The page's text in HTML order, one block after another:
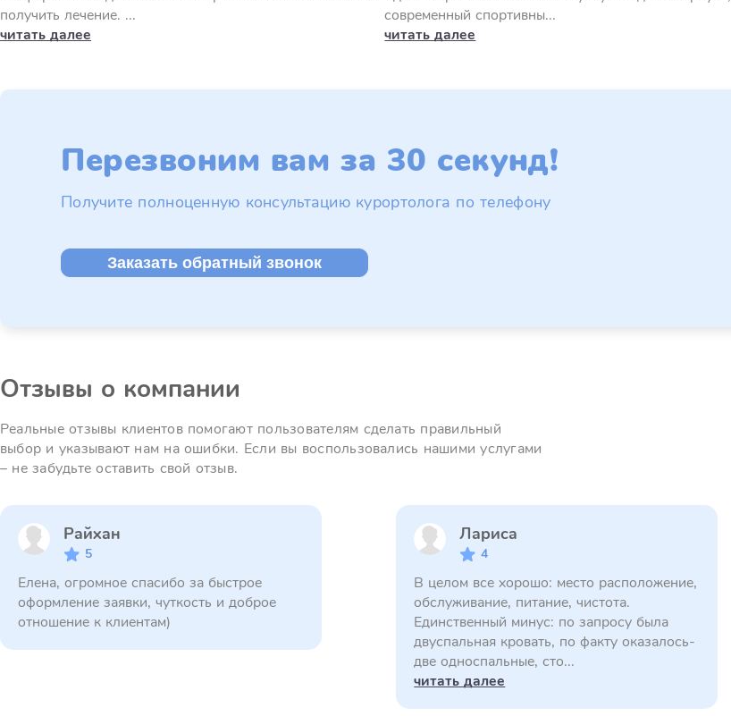
получить лечение. ...
читать далее
современный спортивны...
читать далее
Перезвоним вам за 30 секунд!
Получите полноценную консультацию курортолога по телефону
Заказать обратный звонок
Отзывы о компании
Реальные отзывы клиентов помогают пользователям сделать правильный
выбор и указывают нам на ошибки. Если вы воспользовались нашими услугами
– не забудьте оставить свой отзыв.
Райхан
5
Елена, огромное спасибо за быстрое
оформление заявки, чуткость и доброе
отношение к клиентам)
Лариса
4
В целом все хорошо: место расположение,
обслуживание, питание, чистота.
Единственный минус: по запросу была
двуспальная кровать, по факту оказалось-
две односпальные, сто...
читать далее